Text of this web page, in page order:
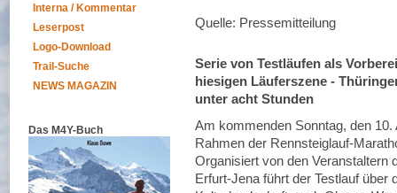
Interna / Kommentar
Leserpost
Logo-Download
Trail-Suche
NEWS MAGAZIN
Das M4Y-Buch
Quelle: Pressemitteilung
Serie von Testläufen als
hiesigen Läuferszene -
unter acht Stunden
Am kommenden Sonntag, den 10.
Rahmen der Rennsteiglauf-
Organisiert von den Veranstaltern
Erfurt-Jena führt der Testlauf über